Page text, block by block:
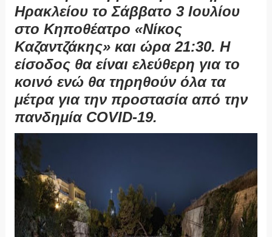
Ηρακλείου το Σάββατο 3 Ιουλίου
στο Κηποθέατρο «Νίκος
Καζαντζάκης» και ώρα 21:30. Η
είσοδος θα είναι ελεύθερη για το
κοινό ενώ θα τηρηθούν όλα τα
μέτρα για την προστασία από την
πανδημία COVID-19.